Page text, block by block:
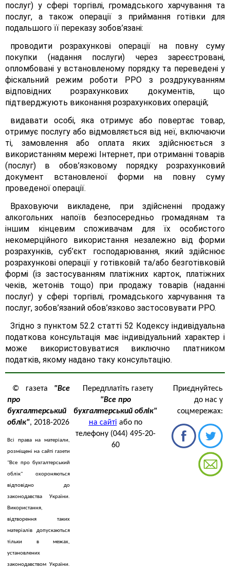
послуг) у сфері торгівлі, громадського харчування та
послуг, а також операції з приймання готівки для
подальшого її переказу зобов’язані:
проводити розрахункові операції на повну суму
покупки (надання послуги) через зареєстровані,
опломбовані у встановленому порядку та переведені у
фіскальний режим роботи РРО з роздрукуванням
відповідних розрахункових документів, що
підтверджують виконання розрахункових операцій;
видавати особі, яка отримує або повертає товар,
отримує послугу або відмовляється від неї, включаючи
ті, замовлення або оплата яких здійснюється з
використанням мережі Інтернет, при отриманні товарів
(послуг) в обов’язковому порядку розрахунковий
документ встановленої форми на повну суму
проведеної операції.
Враховуючи викладене, при здійсненні продажу
алкогольних напоїв безпосередньо громадянам та
іншим кінцевим споживачам для їх особистого
некомерційного використання незалежно від форми
розрахунків, суб’єкт господарювання, який здійснює
розрахункові операції у готівковій та/або безготівковій
формі (із застосуванням платіжних карток, платіжних
чеків, жетонів тощо) при продажу товарів (наданні
послуг) у сфері торгівлі, громадського харчування та
послуг, зобов’язаний обов’язково застосовувати РРО.
Згідно з пунктом 52.2 статті 52 Кодексу індивідуальна
податкова консультація має індивідуальний характер і
може використовуватися виключно платником
податків, якому надано таку консультацію.
© газета "Все
про
бухгалтерський
облік", 2018-2026
Всі права на матеріали,
розміщені на сайті газети
"Все про бухгалтерський
облік" охороняються
відповідно до
законодавства України.
Використання,
відтворення таких
матеріалів допускаються
тільки в межах,
установлених
законодавством України.
Передплатіть газету
"Все про
бухгалтерський облік"
на сайті або по
телефону (044) 495-20-
60
Приєднуйтесь
до нас у
соцмережах: